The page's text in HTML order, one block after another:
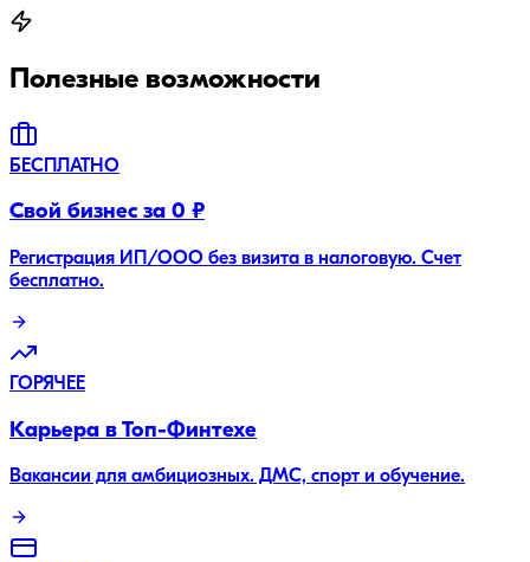
Полезные возможности
БЕСПЛАТНО
Свой бизнес за 0 ₽
Регистрация ИП/ООО без визита в налоговую. Счет
бесплатно.
ГОРЯЧЕЕ
Карьера в Топ-Финтехе
Вакансии для амбициозных. ДМС, спорт и обучение.